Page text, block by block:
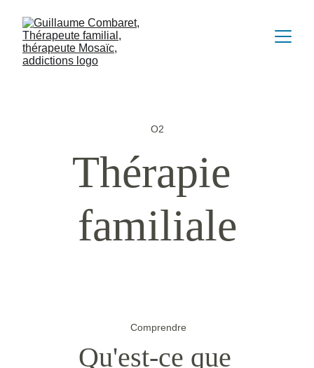
O2
Thérapie
familiale
Comprendre
Qu'est-ce que